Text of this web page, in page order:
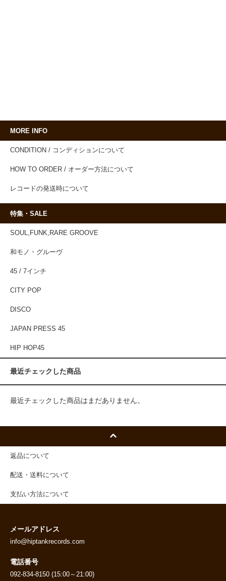
MORE INFO
CONDITION / コンディションについて
HOW TO ORDER / オーダー方法について
レコードの発送時について
特集・SALE
SOUL,FUNK,RARE GROOVE
和モノ・グルーヴ
45 / 7インチ
CITY POP
DISCO
JAPAN PRESS 45
HIP HOP45
最近チェックした商品
最近チェックした商品はまだありません。
返品について
配送・送料について
支払い方法について
メールアドレス
info@hiptankrecords.com
電話番号
092-834-8150 (15:00～21:00)